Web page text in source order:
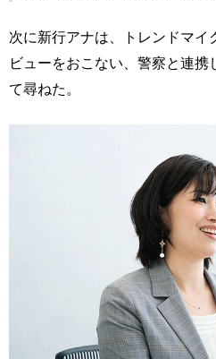
次に新行アナは、トレンドマイ
ビューをおこない、警察と連
て尋ねた。